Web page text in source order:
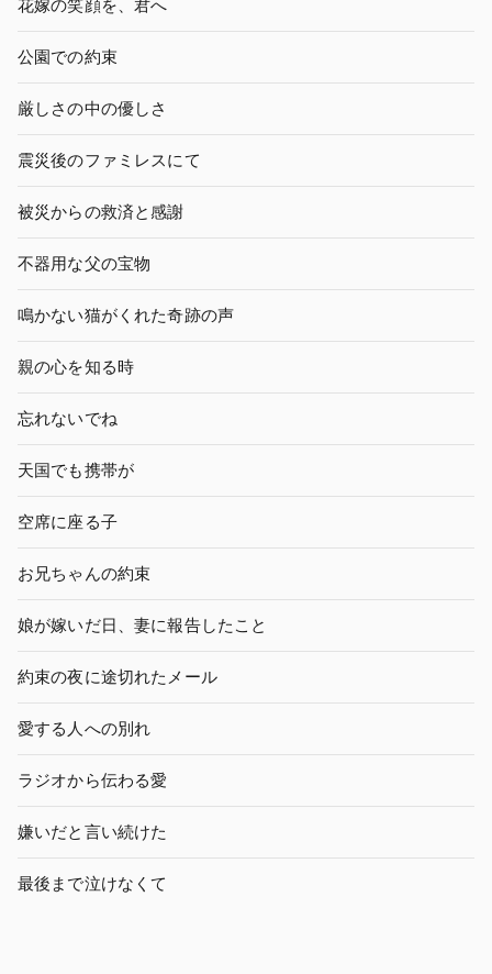
花嫁の笑顔を、君へ
公園での約束
厳しさの中の優しさ
震災後のファミレスにて
被災からの救済と感謝
不器用な父の宝物
鳴かない猫がくれた奇跡の声
親の心を知る時
忘れないでね
天国でも携帯が
空席に座る子
お兄ちゃんの約束
娘が嫁いだ日、妻に報告したこと
約束の夜に途切れたメール
愛する人への別れ
ラジオから伝わる愛
嫌いだと言い続けた
最後まで泣けなくて